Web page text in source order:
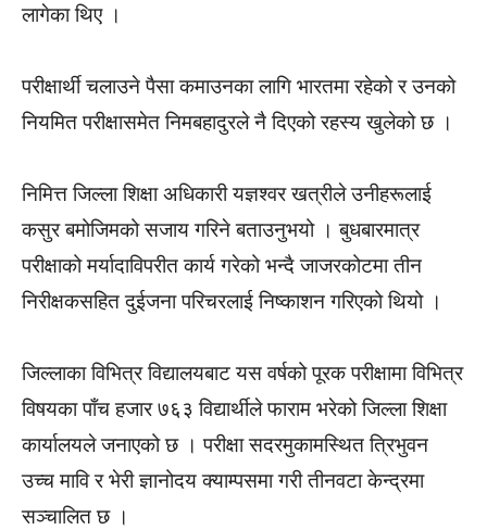
लागेका थिए ।
परीक्षार्थी चलाउने पैसा कमाउनका लागि भारतमा रहेको र उनको
नियमित परीक्षासमेत निमबहादुरले नै दिएको रहस्य खुलेको छ ।
निमित्त जिल्ला शिक्षा अधिकारी यज्ञश्वर खत्रीले उनीहरूलाई
कसुर बमोजिमको सजाय गरिने बताउनुभयो । बुधबारमात्र
परीक्षाको मर्यादाविपरीत कार्य गरेको भन्दै जाजरकोटमा तीन
निरीक्षकसहित दुईजना परिचरलाई निष्काशन गरिएको थियो ।
जिल्लाका विभित्र विद्यालयबाट यस वर्षको पूरक परीक्षामा विभित्र
विषयका पाँच हजार ७६३ विद्यार्थीले फाराम भरेको जिल्ला शिक्षा
कार्यालयले जनाएको छ । परीक्षा सदरमुकामस्थित त्रिभुवन
उच्च मावि र भेरी ज्ञानोदय क्याम्पसमा गरी तीनवटा केन्द्रमा
सञ्चालित छ ।